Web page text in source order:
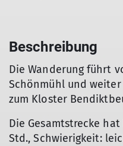
Beschreibung
Die Wanderung führt
Schönmühl und
zum Kloster
Die Gesamtstrecke hat
Std., Schwierigkeit: